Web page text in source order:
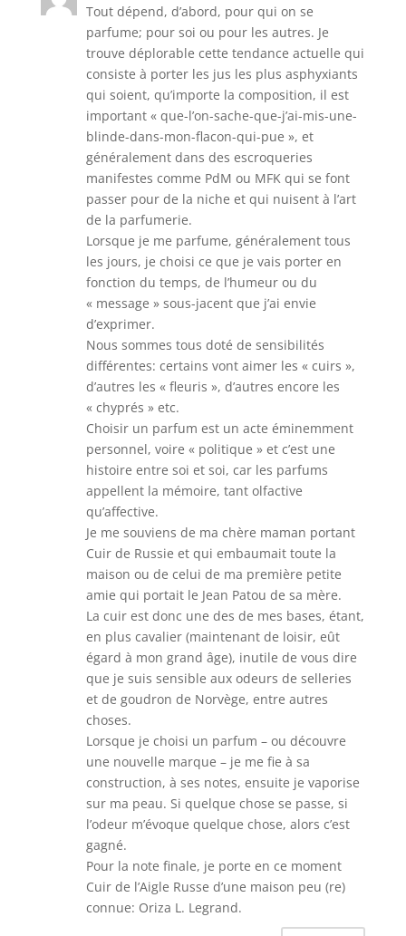
Tout dépend, d’abord, pour qui on se
parfume; pour soi ou pour les autres. Je
trouve déplorable cette tendance actuelle qui
consiste à porter les jus les plus asphyxiants
qui soient, qu’importe la composition, il est
important « que-l’on-sache-que-j’ai-mis-une-
blinde-dans-mon-flacon-qui-pue », et
généralement dans des escroqueries
manifestes comme PdM ou MFK qui se font
passer pour de la niche et qui nuisent à l’art
de la parfumerie.
Lorsque je me parfume, généralement tous
les jours, je choisi ce que je vais porter en
fonction du temps, de l’humeur ou du
« message » sous-jacent que j’ai envie
d’exprimer.
Nous sommes tous doté de sensibilités
différentes: certains vont aimer les « cuirs »,
d’autres les « fleuris », d’autres encore les
« chyprés » etc.
Choisir un parfum est un acte éminemment
personnel, voire « politique » et c’est une
histoire entre soi et soi, car les parfums
appellent la mémoire, tant olfactive
qu’affective.
Je me souviens de ma chère maman portant
Cuir de Russie et qui embaumait toute la
maison ou de celui de ma première petite
amie qui portait le Jean Patou de sa mère.
La cuir est donc une des de mes bases, étant,
en plus cavalier (maintenant de loisir, eût
égard à mon grand âge), inutile de vous dire
que je suis sensible aux odeurs de selleries
et de goudron de Norvège, entre autres
choses.
Lorsque je choisi un parfum – ou découvre
une nouvelle marque – je me fie à sa
construction, à ses notes, ensuite je vaporise
sur ma peau. Si quelque chose se passe, si
l’odeur m’évoque quelque chose, alors c’est
gagné.
Pour la note finale, je porte en ce moment
Cuir de l’Aigle Russe d’une maison peu (re)
connue: Oriza L. Legrand.